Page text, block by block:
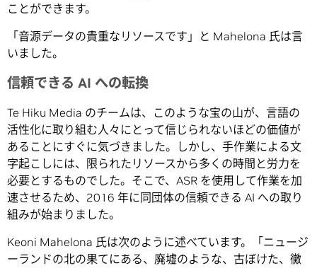
ことができます。
「音源データの貴重なリソースです」と Mahelona 氏は言
いました。
信頼できる AI への転換
Te Hiku Media のチームは、このような宝の山が、言語の
活性化に取り組む人々にとって信じられないほどの価値が
あることにすぐに気づきました。しかし、手作業による文
字起こしには、限られたリソースから多くの時間と労力を
必要とするものでした。そこで、ASR を使用して作業を加
速させるため、2016 年に同団体の信頼できる AI への取り
組みが始まりました。
Keoni Mahelona 氏は次のように述べています。「ニュージ
ーランドの北の果てにある、廃墟のような、古ぼけた、黴